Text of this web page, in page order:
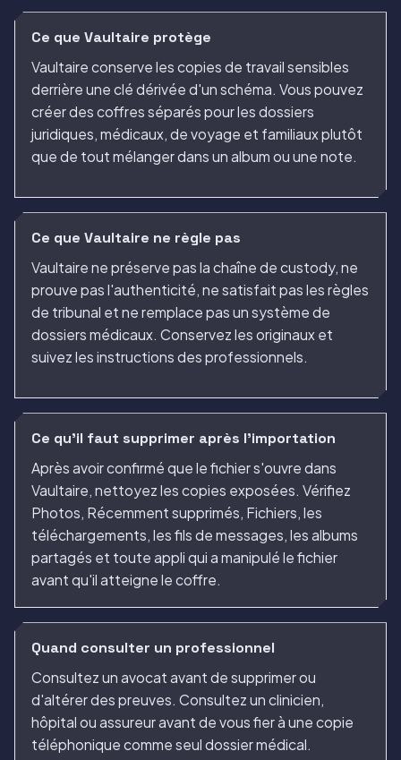
Ce que Vaultaire protège
Vaultaire conserve les copies de travail sensibles
derrière une clé dérivée d'un schéma. Vous pouvez
créer des coffres séparés pour les dossiers
juridiques, médicaux, de voyage et familiaux plutôt
que de tout mélanger dans un album ou une note.
Ce que Vaultaire ne règle pas
Vaultaire ne préserve pas la chaîne de custody, ne
prouve pas l'authenticité, ne satisfait pas les règles
de tribunal et ne remplace pas un système de
dossiers médicaux. Conservez les originaux et
suivez les instructions des professionnels.
Ce qu'il faut supprimer après l'importation
Après avoir confirmé que le fichier s'ouvre dans
Vaultaire, nettoyez les copies exposées. Vérifiez
Photos, Récemment supprimés, Fichiers, les
téléchargements, les fils de messages, les albums
partagés et toute appli qui a manipulé le fichier
avant qu'il atteigne le coffre.
Quand consulter un professionnel
Consultez un avocat avant de supprimer ou
d'altérer des preuves. Consultez un clinicien,
hôpital ou assureur avant de vous fier à une copie
téléphonique comme seul dossier médical.